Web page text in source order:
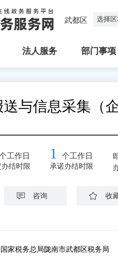
武都区 选择区
法人服务 部门事项
与信息采集（
工作日
结时限
1 个工作日
承诺办结时限
咨询 收
国家税务总局陇南市武都区税务局